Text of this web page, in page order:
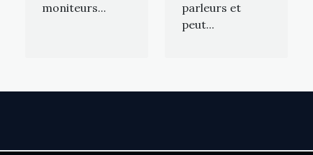
moniteurs...
parleurs et
peut...